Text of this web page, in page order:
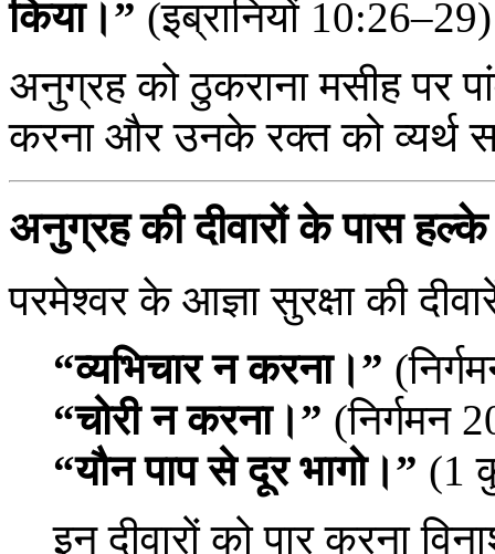
किया।” (इब्रानियों 10:26–29)
अनुग्रह को ठुकराना मसीह पर
करना और उनके रक्त को व्यर्थ
अनुग्रह की दीवारों के पास
परमेश्वर के आज्ञा सुरक्षा की
“व्यभिचार न करना।”
“चोरी न करना।” (निर्गमन
“यौन पाप से दूर भागो।” (1
इन दीवारों को पार करना